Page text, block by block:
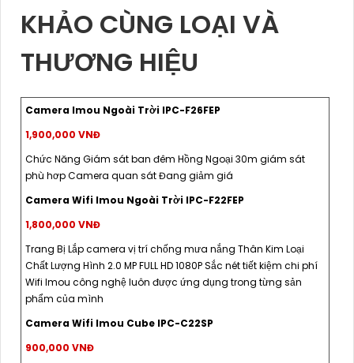
KHẢO CÙNG LOẠI VÀ
THƯƠNG HIỆU
Camera Imou Ngoài Trời IPC-F26FEP
1,900,000 VNĐ
Chức Năng Giám sát ban đêm Hồng Ngoại 30m giám sát
phù hơp Camera quan sát Đang giảm giá
Camera Wifi Imou Ngoài Trời IPC-F22FEP
1,800,000 VNĐ
Trang Bị Lắp camera vị trí chống mưa nắng Thân Kim Loại
Chất Lượng Hình 2.0 MP FULL HD 1080P Sắc nét tiết kiệm chi phí
Wifi Imou công nghệ luôn được ứng dụng trong từng sản
phẩm của mình
Camera Wifi Imou Cube IPC-C22SP
900,000 VNĐ